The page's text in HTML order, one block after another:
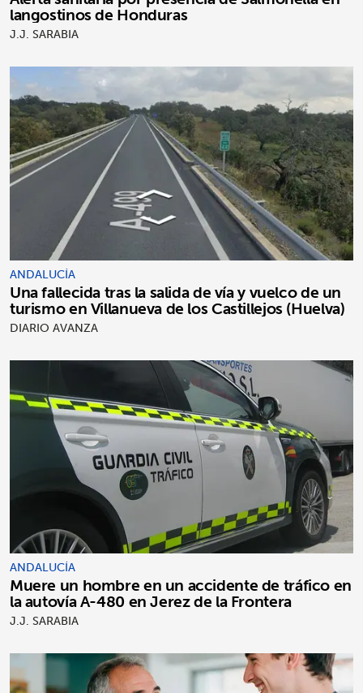
langostinos de Honduras
J.J. SARABIA
ANDALUCÍA
Una fallecida tras la salida de vía y vuelco de un
turismo en Villanueva de los Castillejos (Huelva)
DIARIO AVANZA
ANDALUCÍA
Muere un hombre en un accidente de tráfico en
la autovía A-480 en Jerez de la Frontera
J.J. SARABIA